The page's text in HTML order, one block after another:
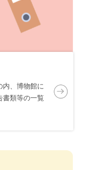
内、博物館に
書類等の一覧